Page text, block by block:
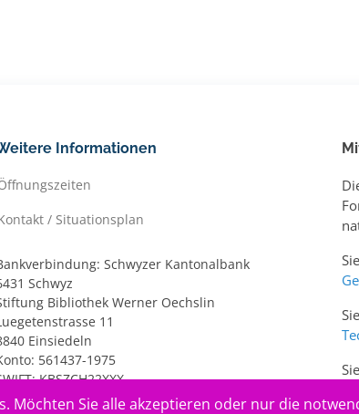
Informationen
/ Situationsplan
Schwyzer Kantonalbank
Schwyz
Bibliothek Werner Oechslin
11
Einsiedeln
561437-1975
KBSZCH22XXX
CH20 0077 7005 6143 7197 5
Möchten Sie alle akzeptieren oder nur die